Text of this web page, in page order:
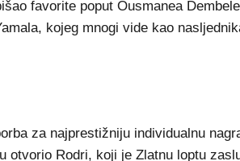
favorite poput Ousmanea
kojeg mnogi vide kao
za najprestižniju individualnu
otvorio Rodri, koji je Zlatnu loptu